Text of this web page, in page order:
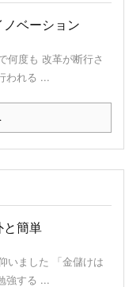
ベーション
何度も 改革が断行さ
われる ...
と簡単
いました 「金儲けは
強する ...